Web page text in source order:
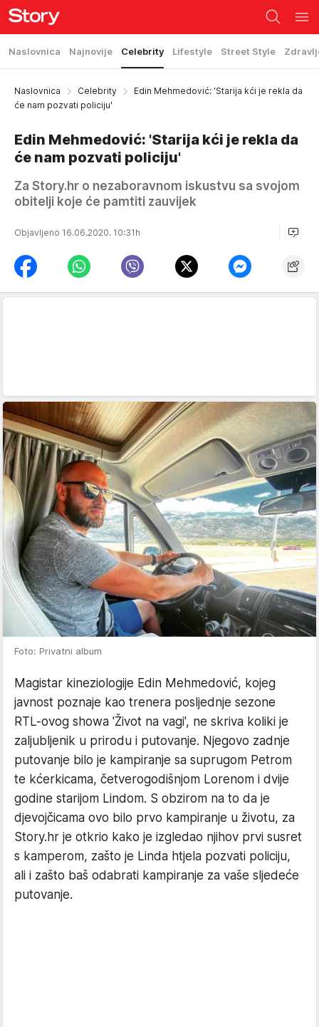
Naslovnica Najnovije Celebrity Lifestyle Street Style
Naslovnica Celebrity
Edin Mehmedović: 'Starija kći je rekla da
će nam pozvati policiju'
Edin Mehmedović: 'Starija kći je rekla da
će nam pozvati policiju'
Za Story.hr o nezaboravnom iskustvu sa svojom
obitelji koje će pamtiti zauvijek
Objavljeno 16.06.2020. 10:31h
Foto: Privatni album
Magistar kineziologije Edin Mehmedović, kojeg
javnost poznaje kao trenera posljednje sezone
RTL-ovog showa 'Život na vagi', ne skriva koliki je
zaljubljenik u prirodu i putovanje. Njegovo zadnje
putovanje bilo je kampiranje sa suprugom Petrom
te kćerkicama, četverogodišnjom Lorenom i dvije
godine starijom Lindom. S obzirom na to da je
djevojčicama ovo bilo prvo kampiranje u životu, za
Story.hr je otkrio kako je izgledao njihov prvi susret
s kamperom, zašto je Linda htjela pozvati policiju,
ali i zašto baš odabrati kampiranje za vaše sljedeće
putovanje.